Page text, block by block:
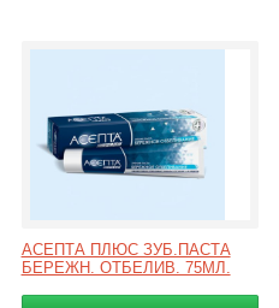
АСЕПТА ПЛЮС ЗУБ.ПАСТА
БЕРЕЖН. ОТБЕЛИВ. 75МЛ.